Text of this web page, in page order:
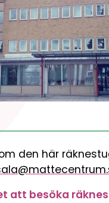
för åk. 5-7
och ungas
organiserat
transparens
och så används
den här
att besöka